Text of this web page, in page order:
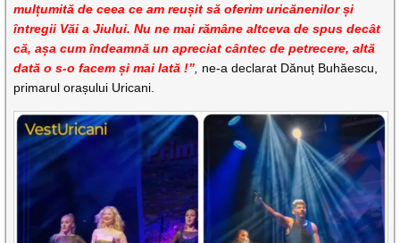
mulțumită de ceea ce am reușit să oferim uricănenilor și
întregii Văi a Jiului. Nu ne mai rămâne altceva de spus decât
că, așa cum îndeamnă un apreciat cântec de petrecere, altă
dată o s-o facem și mai lată !” ne-a declarat Dănuț Buhăescu,
primarul orașului Uricani.